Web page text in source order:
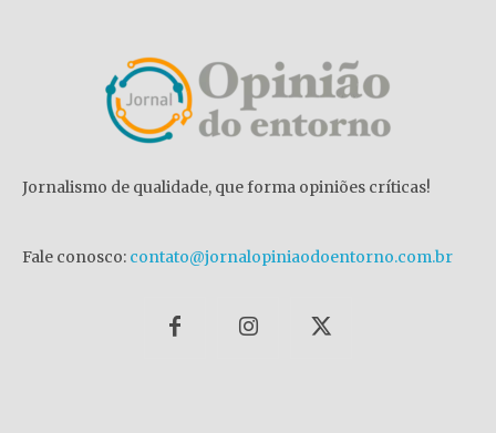
Jornalismo de qualidade, que forma opiniões críticas!
Fale conosco: contato@jornalopiniaodoentorno.com.br